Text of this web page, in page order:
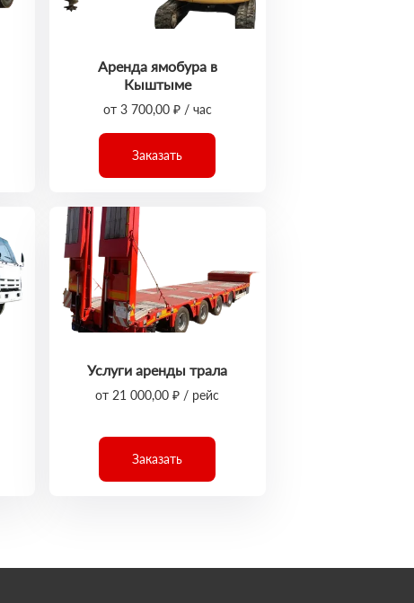
Аренда ямобура в
Кыштыме
от 3 700,00 ₽ / час
Заказать
Услуги аренды трала
от 21 000,00 ₽ / рейс
Заказать